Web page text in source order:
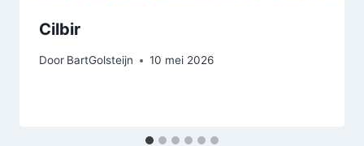
Cilbir
Door BartGolsteijn 10 mei 2026